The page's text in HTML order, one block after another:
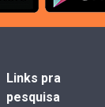
Links pra
pesquisa